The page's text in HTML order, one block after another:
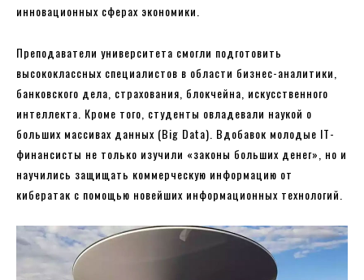
инновационных сферах экономики.
Преподаватели университета смогли подготовить
высококлассных специалистов в области бизнес-аналитики,
банковского дела, страхования, блокчейна, искусственного
интеллекта. Кроме того, студенты овладевали наукой о
больших массивах данных (Big Data). Вдобавок молодые IT-
финансисты не только изучили «законы больших денег», но и
научились защищать коммерческую информацию от
кибератак с помощью новейших информационных технологий.